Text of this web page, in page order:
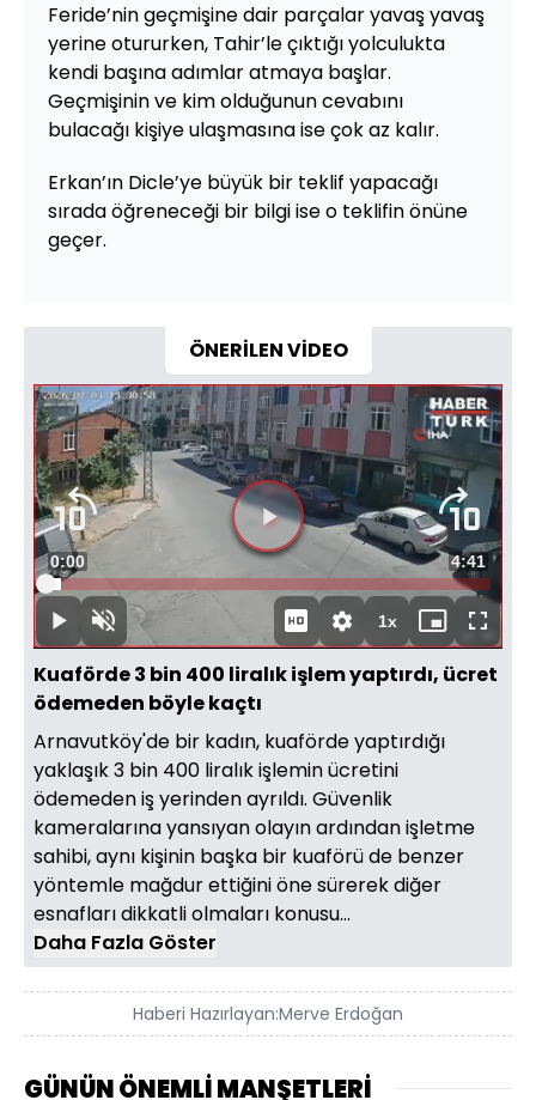
Feride’nin geçmişine dair parçalar yavaş yavaş
yerine otururken, Tahir’le çıktığı yolculukta
kendi başına adımlar atmaya başlar.
Geçmişinin ve kim olduğunun cevabını
bulacağı kişiye ulaşmasına ise çok az kalır.
Erkan’ın Dicle’ye büyük bir teklif yapacağı
sırada öğreneceği bir bilgi ise o teklifin önüne
geçer.
ÖNERİLEN VİDEO
Videoyu
Oynat
OynatSesi
Aç
Süre
0:00 Toplam
Süre
4:41
Yüklendi:
3.52%
1xOynatma
Hızı
Mini
oynatıcı
Tam
Ekran
Kuaförde 3 bin 400 liralık işlem yaptırdı, ücret
ödemeden böyle kaçtı
Arnavutköy'de bir kadın, kuaförde yaptırdığı
yaklaşık 3 bin 400 liralık işlemin ücretini
ödemeden iş yerinden ayrıldı. Güvenlik
kameralarına yansıyan olayın ardından işletme
sahibi, aynı kişinin başka bir kuaförü de benzer
yöntemle mağdur ettiğini öne sürerek diğer
esnafları dikkatli olmaları konusu...
Daha Fazla Göster
Haberi Hazırlayan:Merve Erdoğan
GÜNÜN ÖNEMLİ MANŞETLERİ